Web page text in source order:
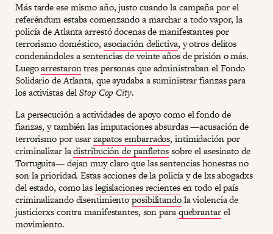
Más tarde ese mismo año, justo cuando la campaña por el
referéndum estaba comenzando a marchar a todo vapor, la
policía de Atlanta arrestó docenas de manifestantes por
terrorismo doméstico, asociación delictiva, y otros delitos
condenándoles a sentencias de veinte años de prisión o más.
Luegoarrestarontres personas que administraban el Fondo
Solidario de Atlanta, que ayudaba a suministrar fianzas para
los activistas delStop Cop City.
La persecución a actividades de apoyo como el fondo de
fianzas, y también las imputaciones absurdas —acusación de
terrorismo por usarzapatos embarrados, intimidación por
criminalizar ladistribución de panfletossobre el asesinato de
Tortuguita— dejan muy claro que las sentencias honestas no
son la prioridad. Estas acciones de la policía y de lxs abogadxs
del estado, como laslegislaciones recientesen todo el país
criminalizando disentimientoposibilitandola violencia de
justicierxs contra manifestantes, son paraquebrantarel
movimiento.